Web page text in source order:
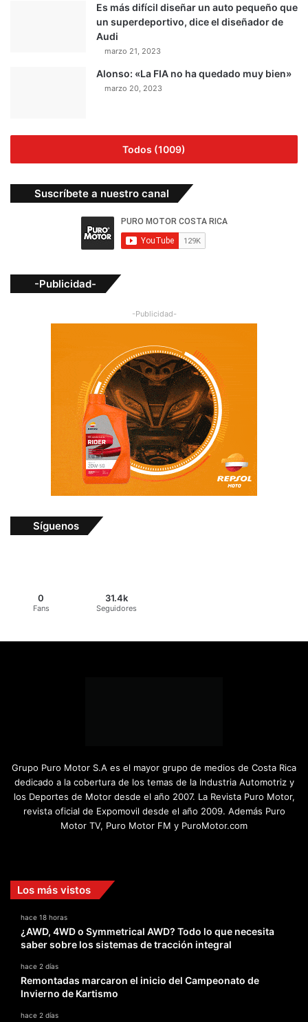
Es más difícil diseñar un auto pequeño que
un superdeportivo, dice el diseñador de
Audi
marzo 21, 2023
Alonso: «La FIA no ha quedado muy bien»
marzo 20, 2023
Todos (1009)
Suscríbete a nuestro canal
-Publicidad-
-Publicidad-
Síguenos
0
Fans
31.4k
Seguidores
Grupo Puro Motor S.A es el mayor grupo de medios de Costa Rica
dedicado a la cobertura de los temas de la Industria Automotriz y
los Deportes de Motor desde el año 2007. La Revista Puro Motor,
revista oficial de Expomovil desde el año 2009. Además Puro
Motor TV, Puro Motor FM y PuroMotor.com
Los más vistos
hace 18 horas
¿AWD, 4WD o Symmetrical AWD? Todo lo que necesita
saber sobre los sistemas de tracción integral
hace 2 días
Remontadas marcaron el inicio del Campeonato de
Invierno de Kartismo
hace 2 días